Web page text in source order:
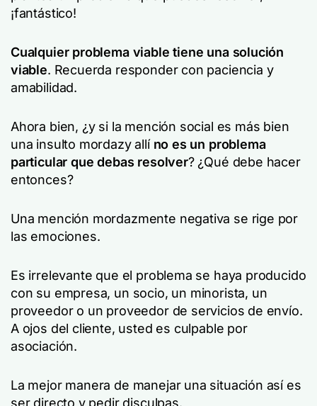
¡fantástico!
Cualquier problema viable tiene una solución
viable. Recuerda responder con paciencia y
amabilidad.
Ahora bien, ¿y si la mención social es más bien
una insulto mordazy allíno es un problema
particular que debas resolver? ¿Qué debe hacer
entonces?
Una mención mordazmente negativa se rige por
las emociones.
Es irrelevante que el problema se haya producido
con su empresa, un socio, un minorista, un
proveedor o un proveedor de servicios de envío.
A ojos del cliente, usted es culpable por
asociación.
La mejor manera de manejar una situación así es
ser directo y pedir disculpas.